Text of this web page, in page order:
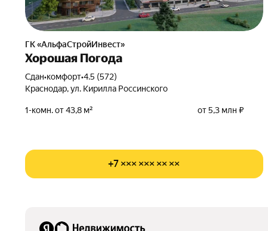
ГК «АльфаСтройИнвест»
Хорошая Погода
Сдан•комфорт•4.5 (572)
Краснодар, ул. Кирилла Россинского
1-комн. от 43,8 м² от 5,3 млн ₽
+7 ××× ××× ×× ××